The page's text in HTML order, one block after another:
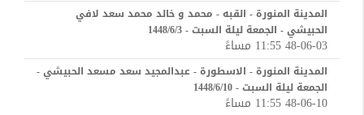
المدينة المنورة - القبه - محمد و خالد محمد سعد لافي
الحبيشي - الجمعة ليلة السبت - 1448/6/3
48-06-03 11:55 مساءً
المدينة المنورة - الاسطورة - عبدالمجيد سعد مسعد الحبيشي -
الجمعة ليلة السبت - 1448/6/10
48-06-10 11:55 مساءً